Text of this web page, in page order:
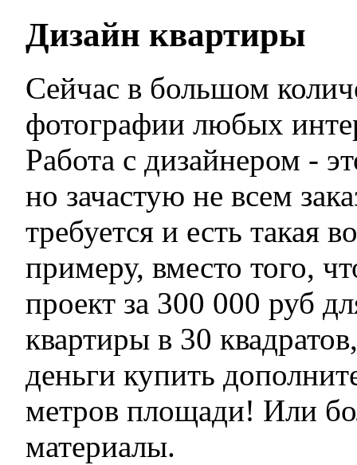
Дизайн квартиры
Сейчас в большом
фотографии любых
Работа с дизайнером -
но зачастую не всем
требуется и есть такая
примеру, вместо того,
проект за 300 000 руб
квартиры в 30
деньги купить
метров площади! Или
материалы.